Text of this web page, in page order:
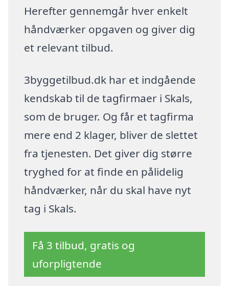
Herefter gennemgår hver enkelt
håndværker opgaven og giver dig
et relevant tilbud.
3byggetilbud.dk har et indgående
kendskab til de tagfirmaer i Skals,
som de bruger. Og får et tagfirma
mere end 2 klager, bliver de slettet
fra tjenesten. Det giver dig større
tryghed for at finde en pålidelig
håndværker, når du skal have nyt
tag i Skals.
Få 3 tilbud, gratis og
uforpligtende